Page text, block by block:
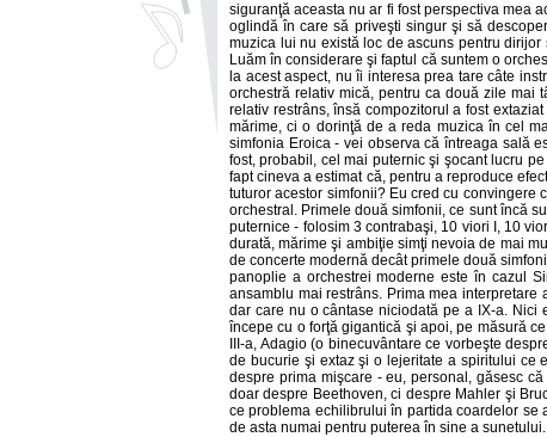
siguranţă aceasta nu ar fi fost perspectiva mea
oglindă în care să priveşti singur şi să
muzica lui nu există loc de ascuns pentru
Luăm în considerare şi faptul că suntem o
la acest aspect, nu îi interesa prea tare câte
orchestră relativ mică, pentru ca două zile mai
relativ restrâns, însă compozitorul a fost
mărime, ci o dorinţă de a reda muzica în cel
simfonia Eroica - vei observa că întreaga sală
fost, probabil, cel mai puternic şi şocant lucru
fapt cineva a estimat că, pentru a reproduce
tuturor acestor simfonii? Eu cred cu convingere
orchestral. Primele două simfonii, ce sunt încă
puternice - folosim 3 contrabaşi, 10 viori I, 10
durată, mărime şi ambiţie simţi nevoia de mai
de concerte modernă decât primele două
panoplie a orchestrei moderne este în cazul
ansamblu mai restrâns. Prima mea
dar care nu o cântase niciodată pe a IX-a. Nici
începe cu o forţă gigantică şi apoi, pe măsură
III-a, Adagio (o binecuvântare ce vorbeşte
de bucurie şi extaz şi o lejeritate a spiritului ce
despre prima mişcare - eu, personal, găsesc
doar despre Beethoven, ci despre Mahler şi
ce problema echilibrului în partida coardelor se
de asta numai pentru puterea în sine a sunetului.